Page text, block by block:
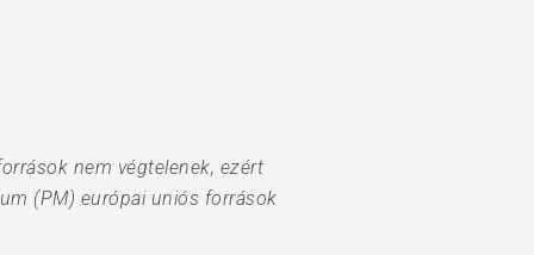
nem végtelenek, ezért
(PM) európai uniós források